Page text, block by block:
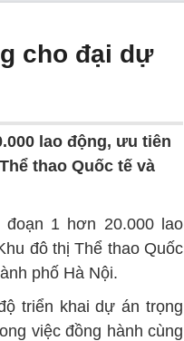
cho đại dự
lao động, ưu tiên
thao Quốc tế và
đoạn 1 hơn 20.000 lao
đô thị Thể thao Quốc
phố Hà Nội.
triển khai dự án trọng
việc đồng hành cùng